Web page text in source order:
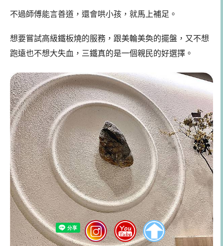
不過師傅能言善道，還會哄小孩，就馬上補足。
想要嘗試高級鐵板燒的服務，跟美輪美奐的擺盤，又不想
跑遠也不想大失血，三鐵真的是一個親民的好選擇。